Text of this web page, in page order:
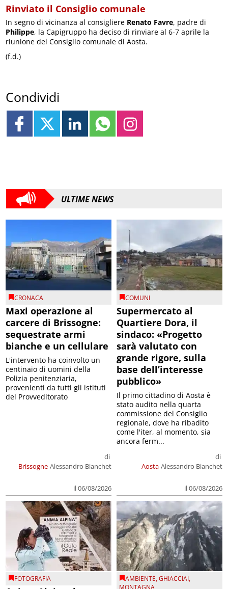
Rinviato il Consiglio comunale
In segno di vicinanza al consigliere Renato Favre, padre di
Philippe, la Capigruppo ha deciso di rinviare al 6-7 aprile la
riunione del Consiglio comunale di Aosta.
(f.d.)
Condividi
ULTIME NEWS
CRONACA
Maxi operazione al
carcere di Brissogne:
sequestrate armi
bianche e un cellulare
Brissogne
di
Alessandro Bianchet
il 06/08/2026
L'intervento ha coinvolto un
centinaio di uomini della
Polizia penitenziaria,
provenienti da tutti gli istituti
del Provveditorato
COMUNI
Supermercato al
Quartiere Dora, il
sindaco: «Progetto
sarà valutato con
grande rigore, sulla
base dell’interesse
pubblico»
Aosta
di
Alessandro Bianchet
il 06/08/2026
Il primo cittadino di Aosta è
stato audito nella quarta
commissione del Consiglio
regionale, dove ha ribadito
come l'iter, al momento, sia
ancora ferm...
FOTOGRAFIA AMBIENTE,GHIACCIAI,